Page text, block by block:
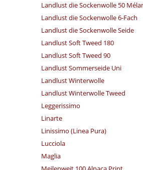
Landlust die Sockenwolle 50
Landlust die Sockenwolle 6-Fach
Landlust die Sockenwolle Seide
Landlust Soft Tweed 180
Landlust Soft Tweed 90
Landlust Sommerseide Uni
Landlust Winterwolle
Landlust Winterwolle Tweed
Leggerissimo
Linarte
Linissimo (Linea Pura)
Lucciola
Maglia